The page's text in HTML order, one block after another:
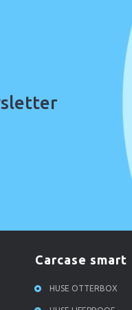
carcase smart
HUSE OTTERBOX